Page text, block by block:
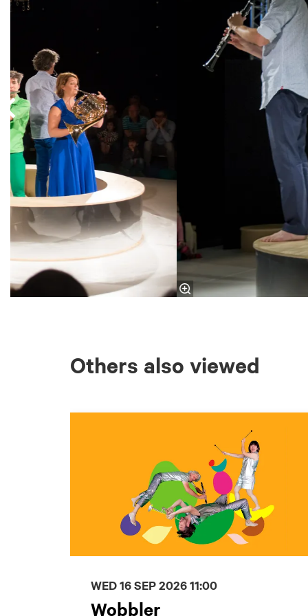
Others also viewed
Wobbler
WED 16 SEP 202611:00